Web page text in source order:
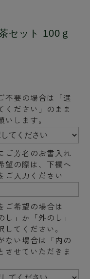
セット 100ｇ
不要の場合は「選
ください」のまま
いします。
ご芳名のお書入れ
望の際は、下欄へ
ご入力ください
ご希望の場合は
し」か「外のし」
してください。
ない場合は「内の
させていただきま